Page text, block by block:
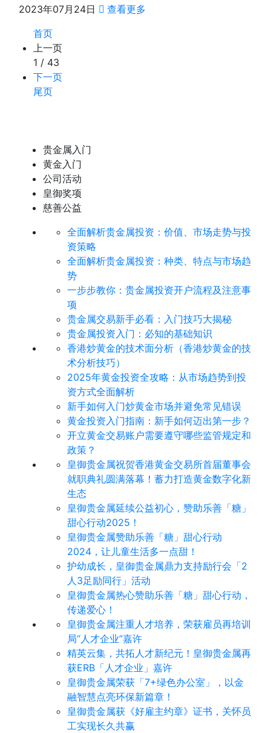
2023年07月24日
查看更多
首页
上一页
1 / 43
下一页
尾页
贵金属入门
黄金入门
公司活动
皇御奖项
慈善公益
全面解析贵金属投资：价值、市场走势与投
资策略
全面解析贵金属投资：种类、特点与市场趋
势
​一步步教你：贵金属投资开户流程及注意事
项
贵金属交易新手必看：入门技巧大揭秘
贵金属投资入门：必知的基础知识
香港炒黄金的技术面分析（香港炒黄金的技
术分析技巧）
2025年黄金投资全攻略：从市场趋势到投
资方式全面解析
新手如何入门炒黄金市场并避免常见错误
黄金投资入门指南：新手如何迈出第一步？
开立黄金交易账户需要遵守哪些监管规定和
政策？
皇御贵金属祝贺香港黄金交易所首届董事会
就职典礼圆满落幕！蓄力打造黄金数字化新
生态
皇御贵金属延续公益初心，赞助乐善「糖」
甜心行动2025！
皇御贵金属赞助乐善「糖」甜心行动
2024，让儿童生活多一点甜！
护幼成长，皇御贵金属鼎力支持励行会「2
人3足励同行」活动
皇御贵金属热心赞助乐善「糖」甜心行动，
传递爱心！
皇御贵金属注重人才培养，荣获雇员再培训
局“人才企业”嘉许
精英云集，共拓人才新纪元！皇御贵金属再
获ERB「人才企业」嘉许
皇御贵金属荣获「7+绿色办公室」，以金
融智慧点亮环保新篇章！
皇御贵金属获《好雇主约章》证书，关怀员
工实现长久共赢